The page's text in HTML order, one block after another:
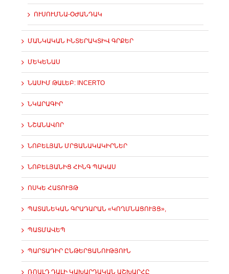
ՈՒՍՈՒՄՆԱ-ՕԺԱՆԴԱԿ
ՄԱՆԿԱԿԱՆ ԻՆՏԵՐԱԿՏԻՎ ԳՐՔԵՐ
ՄԵԿԵՆԱՍ
ՆԱՍԻՄ ԹԱԼԵԲ: INCERTO
ՆԿԱՐԱԳԻՐ
ՆՇԱՆԱՎՈՐ
ՆՈԲԵԼՅԱՆ ՄՐՑԱՆԱԿԱԿԻՐՆԵՐ
ՆՈԲԵԼՅԱՆԻՑ ՀԻՆԳ ՊԱԿԱՍ
ՈՍԿԵ ՀԱՏՈՒՅԹ
ՊԱՏԱՆԵԿԱՆ ԳՐԱԴԱՐԱՆ «ԿՈՂՄՆԱՑՈՒՅՑ»,
ՊԱՏՄԱՎԵՊ
ՊԱՐՏԱԴԻՐ ԸՆԹԵՐՑԱՆՈՒԹՅՈՒՆ
ՌՈԱԼԴ ԴԱԼԻ ԿԱԽԱՐԴԱԿԱՆ ԱՇԽԱՐՀԸ